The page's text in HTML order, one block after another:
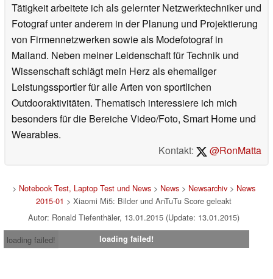
Tätigkeit arbeitete ich als gelernter Netzwerktechniker und
Fotograf unter anderem in der Planung und Projektierung
von Firmennetzwerken sowie als Modefotograf in
Mailand. Neben meiner Leidenschaft für Technik und
Wissenschaft schlägt mein Herz als ehemaliger
Leistungssportler für alle Arten von sportlichen
Outdooraktivitäten. Thematisch interessiere ich mich
besonders für die Bereiche Video/Foto, Smart Home und
Wearables.
Kontakt:
@RonMatta
> Notebook Test, Laptop Test und News> News> Newsarchiv> News
2015-01 > Xiaomi Mi5: Bilder und AnTuTu Score geleakt
Autor: Ronald Tiefenthäler, 13.01.2015 (Update: 13.01.2015)
loading failed!
loading failed!